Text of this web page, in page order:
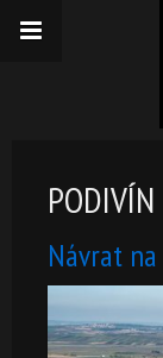
PODIVÍN
Návrat